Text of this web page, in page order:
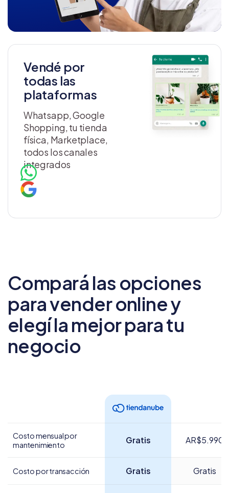
Vendé por
todas las
plataformas
Whatsapp, Google
Shopping, tu tienda
física, Marketplace,
todos los canales
integrados
Compará las opciones
para vender onliney
elegí la mejor para tu
negocio
Costo mensual por
mantenimiento
Gratis AR$5.990
Costo por transacción Gratis Gratis